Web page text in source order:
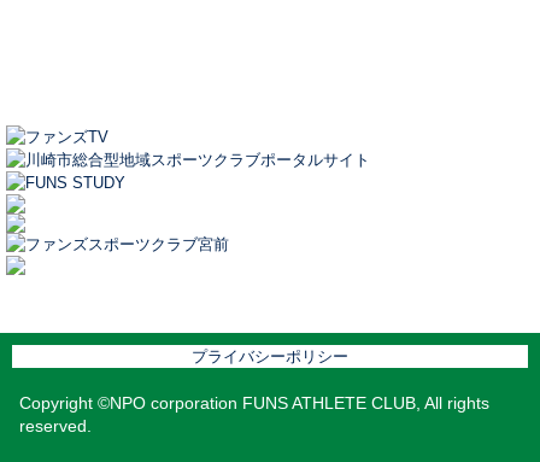
プライバシーポリシー
Copyright ©NPO corporation FUNS ATHLETE CLUB, All rights
reserved.